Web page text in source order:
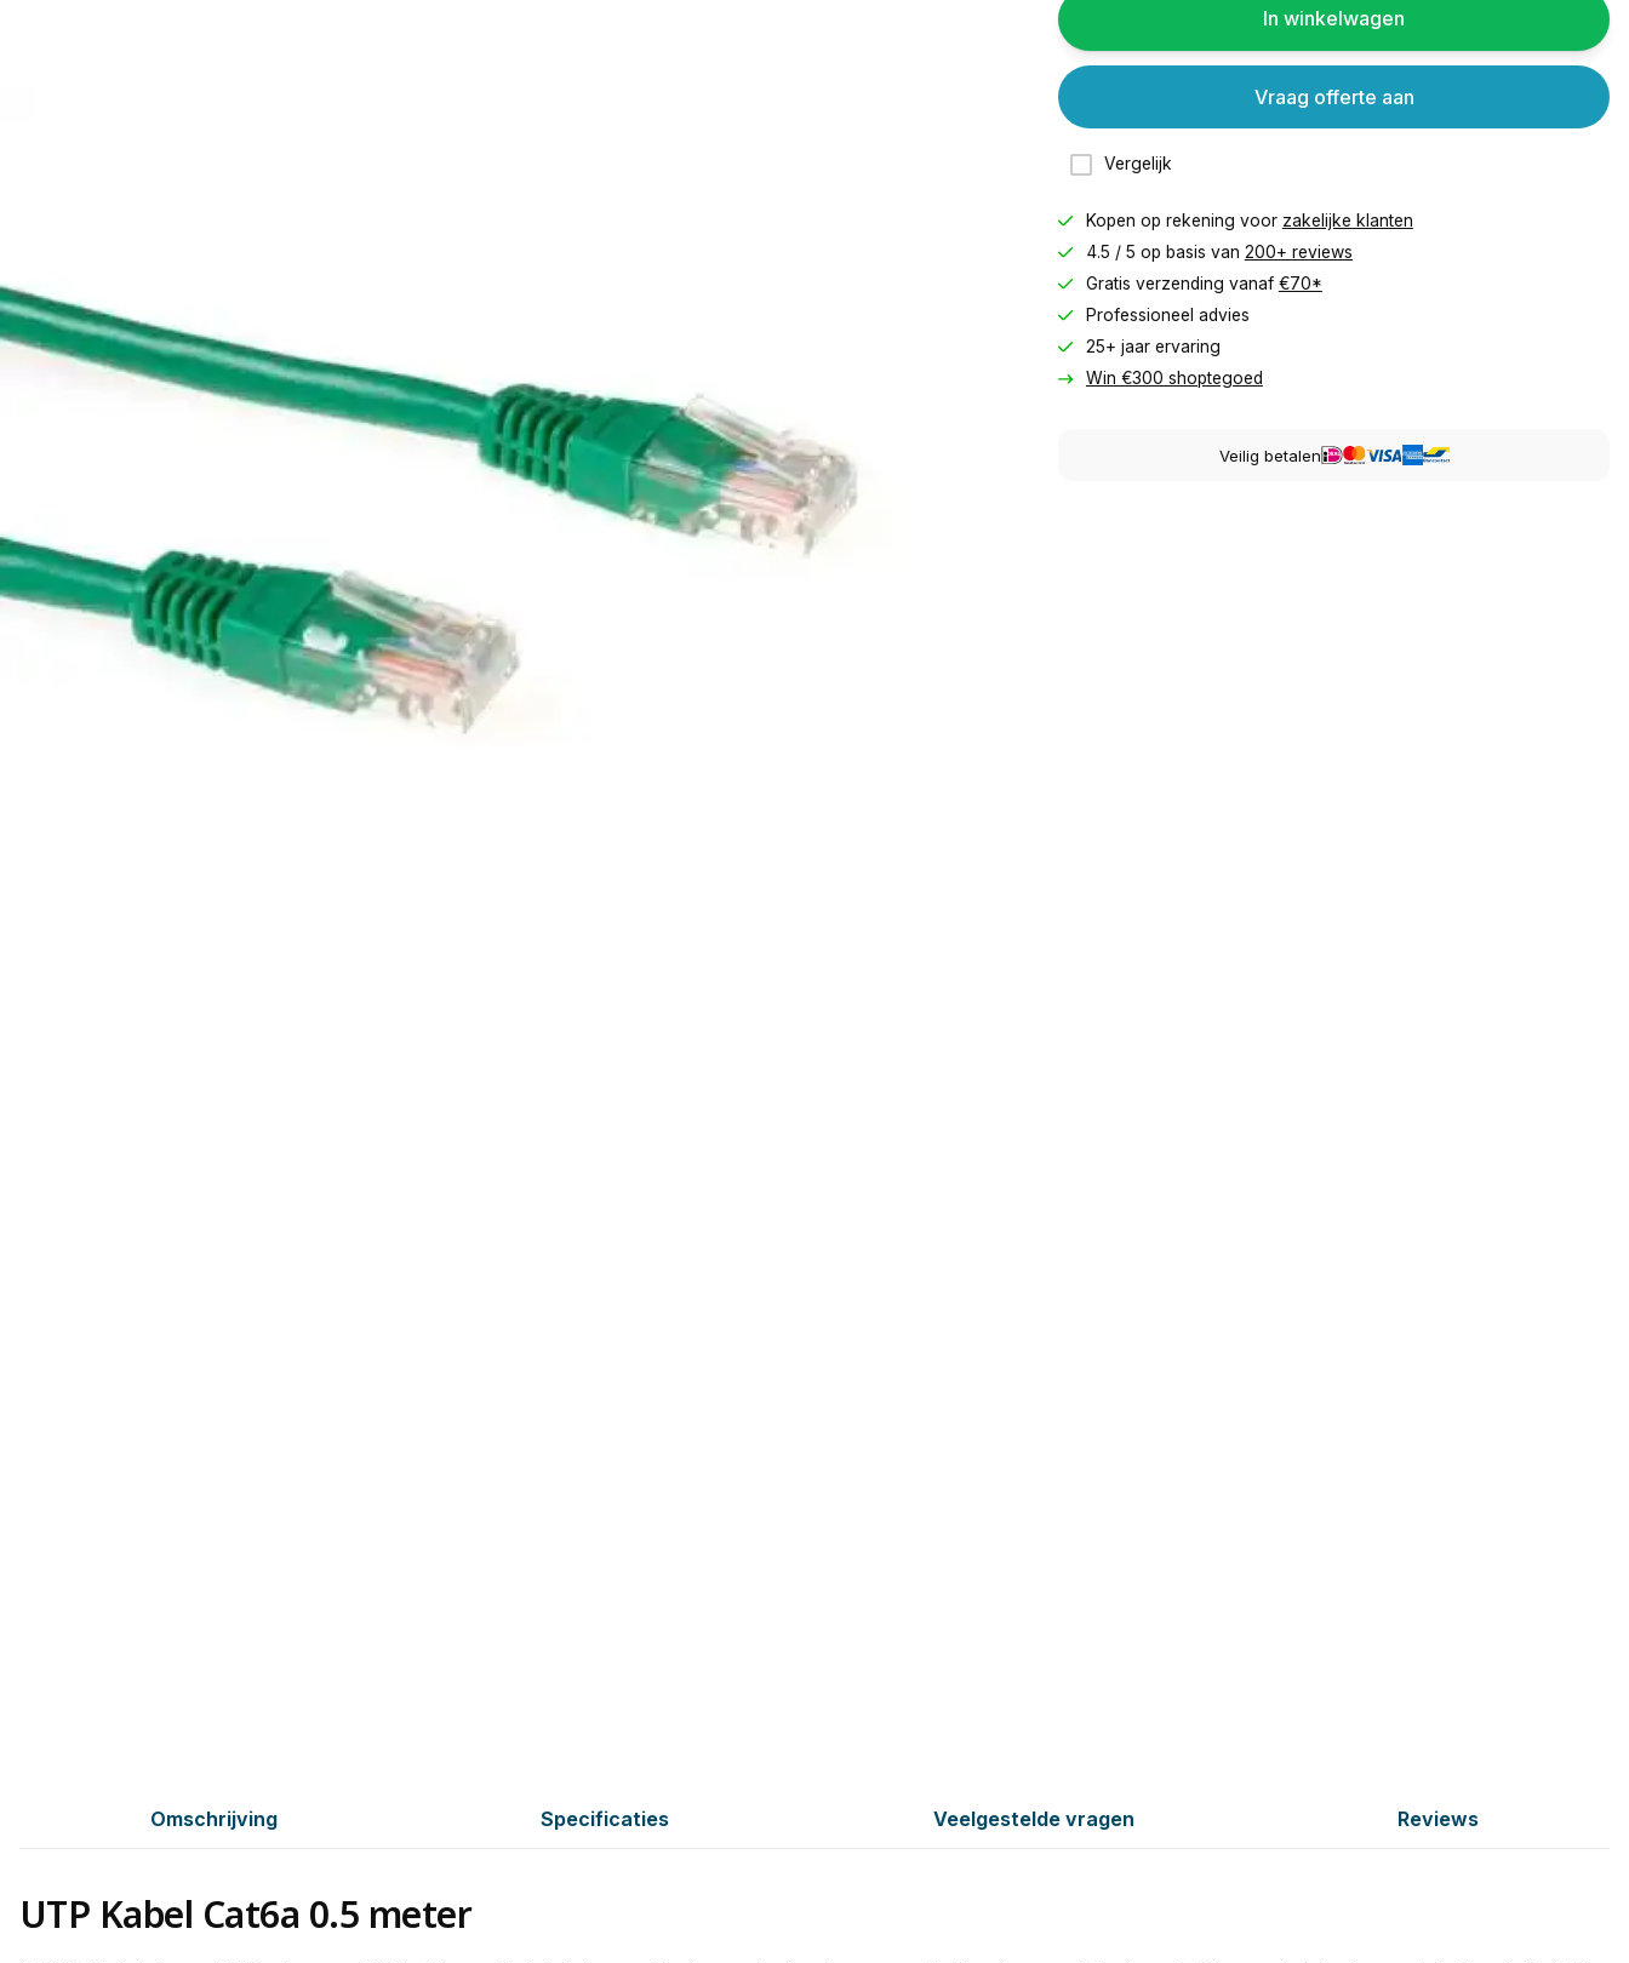
In winkelwagen
Vergelijk
Vraag offerte aan
Kopen op rekening voor zakelijke klanten
4.5 / 5 op basis van 200+ reviews
Gratis verzending vanaf €70*
Professioneel advies
25+ jaar ervaring
Win €300 shoptegoed
Veilig betalen
Omschrijving Specificaties Veelgestelde vragen Reviews
UTP Kabel Cat6a 0.5 meter